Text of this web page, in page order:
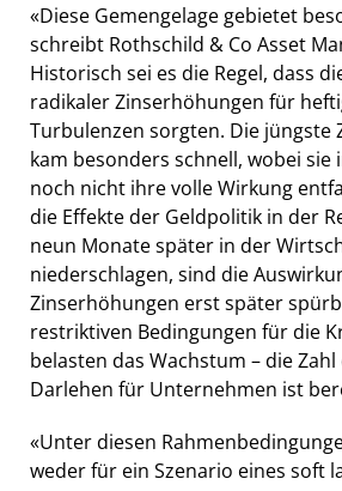
«Diese Gemengelage gebietet
schreibt Rothschild & Co Asset
Historisch sei es die Regel, dass
radikaler Zinserhöhungen für
Turbulenzen sorgten. Die jüngste
kam besonders schnell, wobei sie
noch nicht ihre volle Wirkung
die Effekte der Geldpolitik in der
neun Monate später in der
niederschlagen, sind die
Zinserhöhungen erst später
restriktiven Bedingungen für die
belasten das Wachstum – die
Darlehen für Unternehmen ist
«Unter diesen
weder für ein Szenario eines soft